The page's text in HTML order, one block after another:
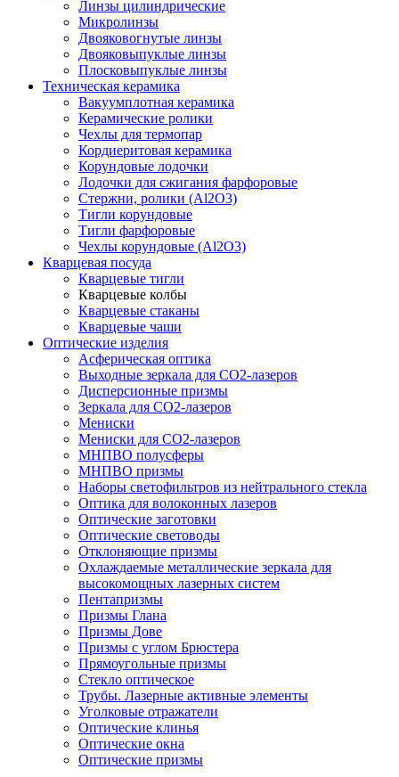
Линзы цилиндрические
Микролинзы
Двояковогнутые линзы
Двояковыпуклые линзы
Плосковыпуклые линзы
Техническая керамика
Вакуумплотная керамика
Керамические ролики
Чехлы для термопар
Кордиеритовая керамика
Корундовые лодочки
Лодочки для сжигания фарфоровые
Стержни, ролики (Al2O3)
Тигли корундовые
Тигли фарфоровые
Чехлы корундовые (Al2O3)
Кварцевая посуда
Кварцевые тигли
Кварцевые колбы
Кварцевые стаканы
Кварцевые чаши
Оптические изделия
Асферическая оптика
Выходные зеркала для CO2-лазеров
Дисперсионные призмы
Зеркала для CO2-лазеров
Мениски
Мениски для CO2-лазеров
МНПВО полусферы
МНПВО призмы
Наборы светофильтров из нейтрального стекла
Оптика для волоконных лазеров
Оптические заготовки
Оптические световоды
Отклоняющие призмы
Охлаждаемые металлические зеркала для
высокомощных лазерных систем
Пентапризмы
Призмы Глана
Призмы Дове
Призмы с углом Брюстера
Прямоугольные призмы
Стекло оптическое
Трубы. Лазерные активные элементы
Уголковые отражатели
Оптические клинья
Оптические окна
Оптические призмы